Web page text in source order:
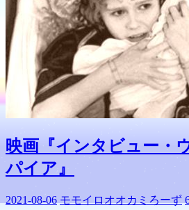
映画『インタビュー・
パイア』
2021-08-06 モモイロオオカミろーず